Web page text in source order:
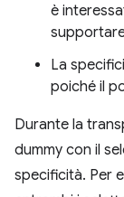
è
La
poiché il
Durante la
dummy con il
specificità. Per